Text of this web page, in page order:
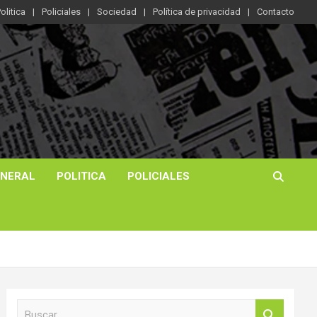
Policiales Sociedad Política de privacidad Contacto
POLITICA POLICIALES